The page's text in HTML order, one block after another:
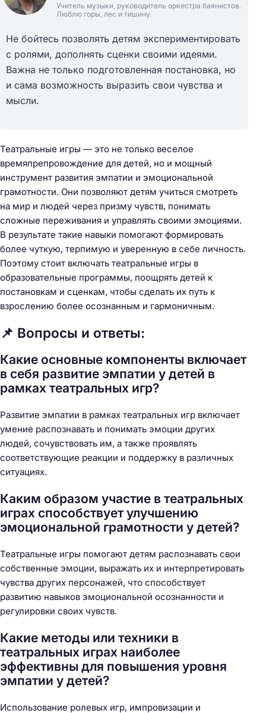
Учитель музыки, руководитель оркестра баянистов.
Люблю горы, лес и тишину.
Не бойтесь позволять детям экспериментировать
с ролями, дополнять сценки своими идеями.
Важна не только подготовленная постановка, но
и сама возможность выразить свои чувства и
мысли.
Театральные игры — это не только веселое
времяпрепровождение для детей, но и мощный
инструмент развития эмпатии и эмоциональной
грамотности. Они позволяют детям учиться смотреть
на мир и людей через призму чувств, понимать
сложные переживания и управлять своими эмоциями.
В результате такие навыки помогают формировать
более чуткую, терпимую и уверенную в себе личность.
Поэтому стоит включать театральные игры в
образовательные программы, поощрять детей к
постановкам и сценкам, чтобы сделать их путь к
взрослению более осознанным и гармоничным.
📌 Вопросы и ответы:
Какие основные компоненты включает
в себя развитие эмпатии у детей в
рамках театральных игр?
Развитие эмпатии в рамках театральных игр включает
умение распознавать и понимать эмоции других
людей, сочувствовать им, а также проявлять
соответствующие реакции и поддержку в различных
ситуациях.
Каким образом участие в театральных
играх способствует улучшению
эмоциональной грамотности у детей?
Театральные игры помогают детям распознавать свои
собственные эмоции, выражать их и интерпретировать
чувства других персонажей, что способствует
развитию навыков эмоциональной осознанности и
регулировки своих чувств.
Какие методы или техники в
театральных играх наиболее
эффективны для повышения уровня
эмпатии у детей?
Использование ролевых игр, импровизации и